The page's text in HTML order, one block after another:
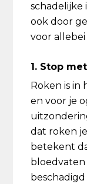
schadelijke
ook door
voor
1. Stop
Roken is in
en voor je
dat roken
betekent
bloedvaten